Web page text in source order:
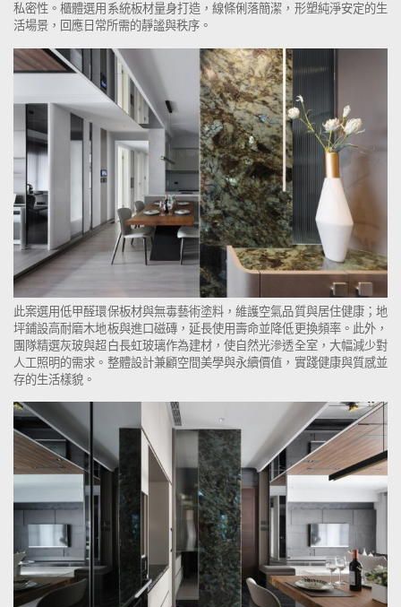
私密性。櫃體選用系統板材量身打造，線條俐落簡潔，形塑純淨安定的生
活場景，回應日常所需的靜謐與秩序。
此案選用低甲醛環保板材與無毒藝術塗料，維護空氣品質與居住健康；地
坪鋪設高耐磨木地板與進口磁磚，延長使用壽命並降低更換頻率。此外，
團隊精選灰玻與超白長虹玻璃作為建材，使自然光滲透全室，大幅減少對
人工照明的需求。整體設計兼顧空間美學與永續價值，實踐健康與質感並
存的生活樣貌。